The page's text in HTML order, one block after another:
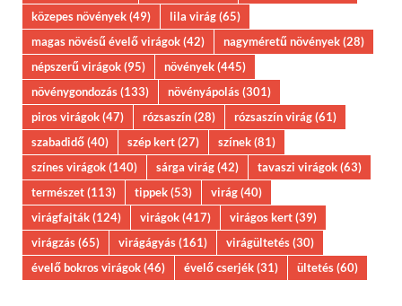
közepes növények(49) lila virág(65)
magas növésű évelő virágok(42) nagyméretű növények(28)
népszerű virágok(95) növények(445)
növénygondozás(133) növényápolás(301)
piros virágok(47) rózsaszín(28) rózsaszín virág(61)
szabadidő(40) szép kert(27) színek(81)
színes virágok(140) sárga virág(42) tavaszi virágok(63)
természet(113) tippek(53) virág(40)
virágfajták(124) virágok(417) virágos kert(39)
virágzás(65) virágágyás(161) virágültetés(30)
évelő bokros virágok(46) évelő cserjék(31) ültetés(60)